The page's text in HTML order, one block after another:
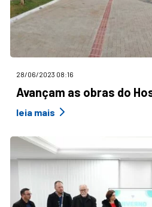
28/06/2023 08:16
Avançam as obras do
leia mais